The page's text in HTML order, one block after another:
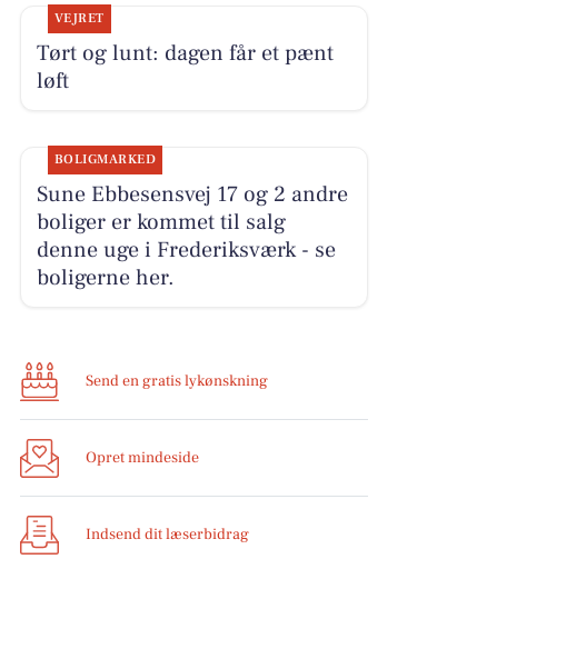
VEJRET
Tørt og lunt: dagen får et pænt
løft
BOLIGMARKED
Sune Ebbesensvej 17 og 2 andre
boliger er kommet til salg
denne uge i Frederiksværk - se
boligerne her.
Send en gratis lykønskning
Opret mindeside
Indsend dit læserbidrag